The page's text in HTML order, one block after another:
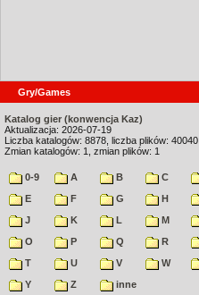
Gry/Games
Katalog gier (konwencja Kaz)
Aktualizacja: 2026-07-19
Liczba katalogów: 8878, liczba plików: 40040
Zmian katalogów: 1, zmian plików: 1
0-9 A B C
E
F G H
J
K L M
O
P Q R
T
U V W
Y
Z
inne